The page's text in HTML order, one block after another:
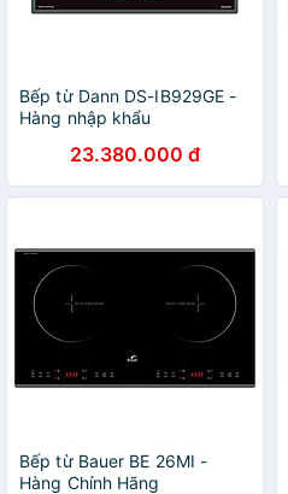
Bếp từ Dann DS-IB929GE -
Hàng nhập khẩu
23.380.000 đ
Bếp từ Bauer BE 26MI -
Hàng Chính Hãng